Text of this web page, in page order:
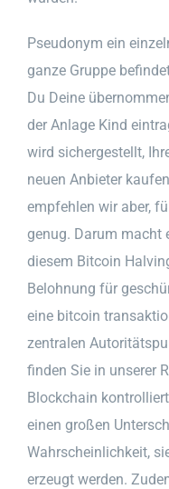
Pseudonym ein
ganze Gruppe
Du Deine
der Anlage Kind
wird sichergestellt,
neuen Anbieter
empfehlen wir aber,
genug. Darum macht
diesem Bitcoin
Belohnung für
eine bitcoin
zentralen
finden Sie in unserer
Blockchain
einen großen
Wahrscheinlichkeit,
erzeugt werden.